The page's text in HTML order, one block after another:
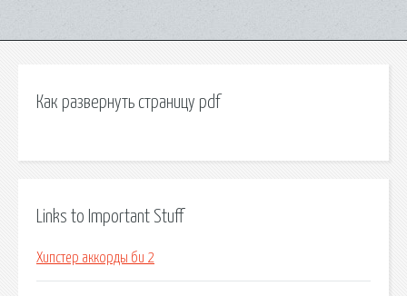
Как развернуть страницу pdf
Links to Important Stuff
Хипстер аккорды би 2